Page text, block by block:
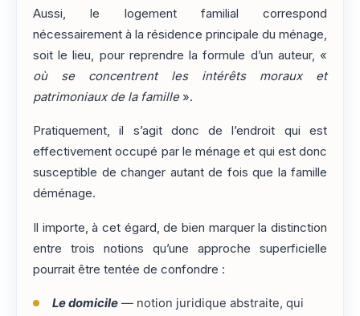
Aussi, le logement familial correspond
nécessairement à la résidence principale du ménage,
soit le lieu, pour reprendre la formule d’un auteur, «
où se concentrent les intérêts moraux et
patrimoniaux de la famille».
Pratiquement, il s’agit donc de l’endroit qui est
effectivement occupé par le ménage et qui est donc
susceptible de changer autant de fois que la famille
déménage.
Il importe, à cet égard, de bien marquer la distinction
entre trois notions qu’une approche superficielle
pourrait être tentée de confondre :
Le domicile— notion juridique abstraite, qui